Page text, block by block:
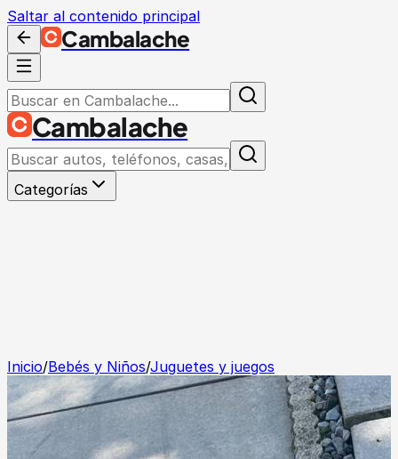
Saltar al contenido principal
Cambalache
Cambalache
Categorías
Inicio/Bebés y Niños/Juguetes y juegos